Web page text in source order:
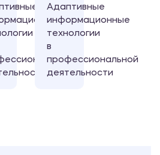
Адаптивные
информационные
технологии
в
профессиональной
деятельности